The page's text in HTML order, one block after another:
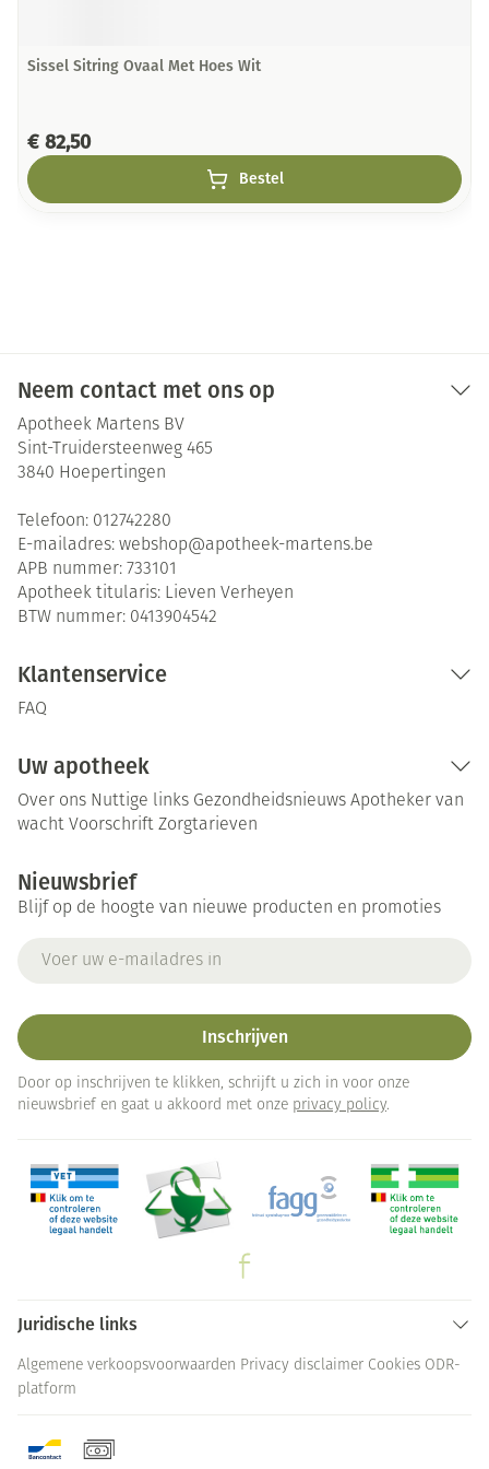
Sissel Sitring Ovaal Met Hoes Wit
€ 82,50
Bestel
Neem contact met ons op
Apotheek Martens BV
Sint-Truidersteenweg 465
3840 Hoepertingen
Telefoon: 012742280
E-mailadres: webshop@apotheek-martens.be
APB nummer: 733101
Apotheek titularis: Lieven Verheyen
BTW nummer: 0413904542
Klantenservice
FAQ
Uw apotheek
Over ons Nuttige links Gezondheidsnieuws Apotheker van
wacht Voorschrift Zorgtarieven
Nieuwsbrief
Blijf op de hoogte van nieuwe producten en promoties
Inschrijven
Door op inschrijven te klikken, schrijft u zich in voor onze
nieuwsbrief en gaat u akkoord met onze privacy policy.
Juridische links
Algemene verkoopsvoorwaarden Privacy disclaimer Cookies ODR-
platform